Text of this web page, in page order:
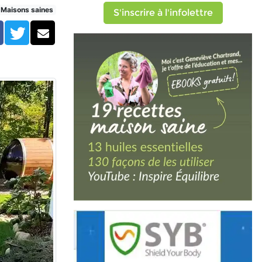
Maisons saines
TwitterCourriel
S'inscrire à l'infolettre